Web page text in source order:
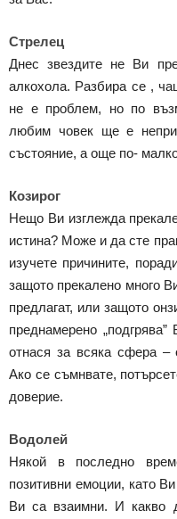
Стрелец
Днес звездите не Ви
алкохола. Разбира се ,
не е проблем, но по
любим човек ще е
състояние, а още по-
Козирог
Нещо Ви изглежда
истина? Може и да сте
изучете причините,
защото прекалено много
предлагат, или защото
преднамерено
отнася за всяка сфера –
Ако се съмнвате,
доверие.
Водолей
Някой в последно
позитивни емоции, като
Ви са взаимни. И какво